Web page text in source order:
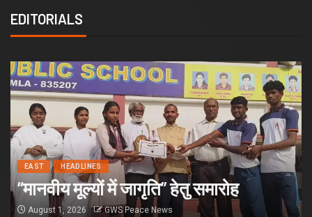
EDITORIALS
EAST HEADLINES
“मानवीय मूल्यों में जागृति” हेतु समारोह
August 1, 2026 GWS Peace News